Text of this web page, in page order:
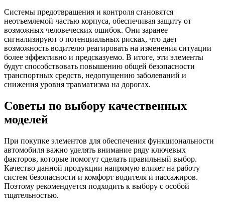
Системы предотвращения и контроля становятся
неотъемлемой частью корпуса, обеспечивая защиту от
возможных человеческих ошибок. Они заранее
сигнализируют о потенциальных рисках, что дает
возможность водителю реагировать на изменения ситуации
более эффективно и предсказуемо. В итоге, эти элементы
будут способствовать повышению общей безопасности
транспортных средств, недопущению заболеваний и
снижения уровня травматизма на дорогах.
Советы по выбору качественных
моделей
При покупке элементов для обеспечения функциональности
автомобиля важно уделять внимание ряду ключевых
факторов, которые помогут сделать правильный выбор.
Качество данной продукции напрямую влияет на работу
систем безопасности и комфорт водителя и пассажиров.
Поэтому рекомендуется подходить к выбору с особой
тщательностью.